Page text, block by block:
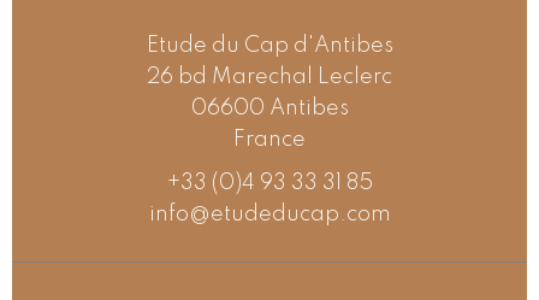
Etude du Cap d'Antibes
26 bd Marechal Leclerc
06600 Antibes
France
+33 (0)4 93 33 31 85
info@etudeducap.com